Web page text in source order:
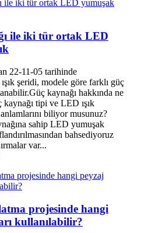
ile iki tür ortak LED
22-11-05 tarihinde
şeridi, modele göre farklı güç
kaynağı hakkında ne
tipi ve LED ışık
biliyor musunuz?
sahip LED yumuşak
bahsediyoruz
var...
projesinde hangi
kullanılabilir?